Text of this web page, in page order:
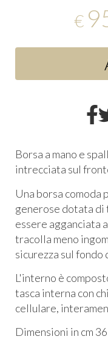
€
Borsa a mano e
intrecciata sul
Una borsa
generose dotata di
essere agganciata
tracolla meno
sicurezza sul
L'interno è
tasca interna con
cellulare,
Dimensioni in cm